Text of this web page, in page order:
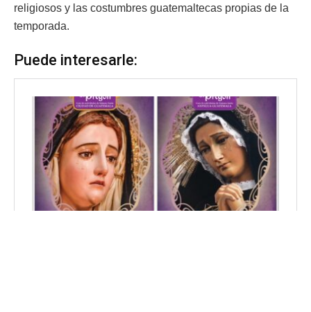
religiosos y las costumbres guatemaltecas propias de la
temporada.
Puede interesarle: